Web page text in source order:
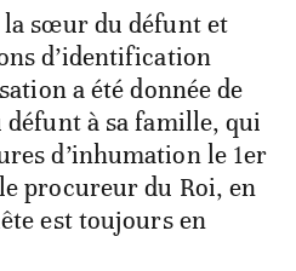
la sœur du défunt et
d’identification
a été donnée de
à sa famille, qui
d’inhumation le 1er
procureur du Roi, en
est toujours en